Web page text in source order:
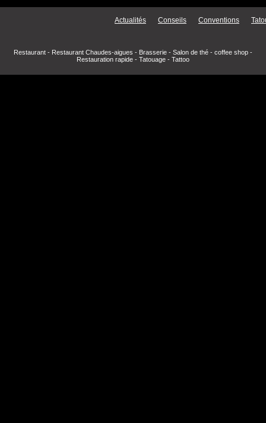
Menu secondaire
Actualités Conseils Conventions
Restaurant - Restaurant Chaudes-aigues - Brasserie - Salon de thé - coffee shop -
Restauration rapide - Tatouage - Tattoo